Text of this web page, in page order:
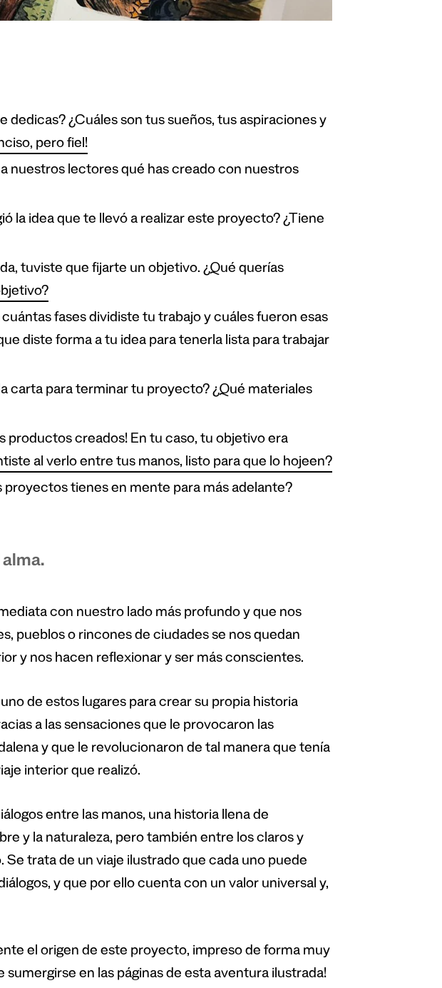
dedicas? ¿Cuáles son tus sueños, tus aspiraciones y
pero fiel!
nuestros lectores qué has creado con nuestros
la idea que te llevó a realizar este proyecto? ¿Tiene
tuviste que fijarte un objetivo. ¿Qué querías
fases dividiste tu trabajo y cuáles fueron esas
diste forma a tu idea para tenerla lista para trabajar
carta para terminar tu proyecto? ¿Qué materiales
productos creados! En tu caso, tu objetivo era
al verlo entre tus manos, listo para que lo hojeen?
proyectos tienes en mente para más adelante?
con nuestro lado más profundo y que nos
pueblos o rincones de ciudades se nos quedan
y nos hacen reflexionar y ser más conscientes.
de estos lugares para crear su propia historia
a las sensaciones que le provocaron las
y que le revolucionaron de tal manera que tenía
interior que realizó.
entre las manos, una historia llena de
y la naturaleza, pero también entre los claros y
Se trata de un viaje ilustrado que cada uno puede
y que por ello cuenta con un valor universal y,
el origen de este proyecto, impreso de forma muy
en las páginas de esta aventura ilustrada!